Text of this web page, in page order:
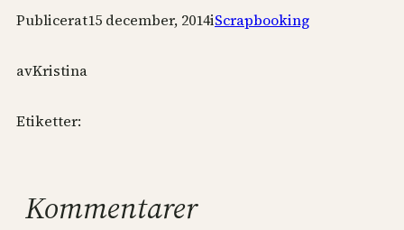
Publicerat15 december, 2014iScrapbooking
avKristina
Etiketter:
Kommentarer